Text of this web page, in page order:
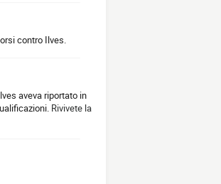
contro Ilves.
aveva riportato in
Rivivete la